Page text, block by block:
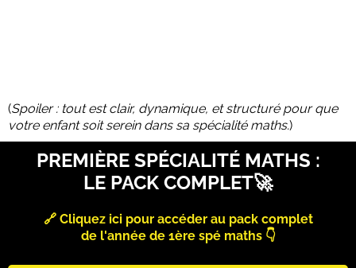
(Spoiler : tout est clair, dynamique, et structuré pour que
votre enfant soit serein dans sa spécialité maths.)
PREMIÈRE SPÉCIALITÉ MATHS :
LE PACK COMPLET🚀
🔗 Cliquez ici pour accéder au pack complet
de l'année de 1ère spé maths 👇